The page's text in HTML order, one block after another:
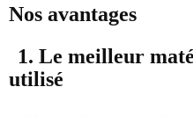
Nos avantages
1. Le meilleur
utilisé